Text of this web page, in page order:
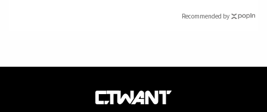
Recommended by